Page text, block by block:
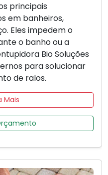
principais
em banheiros,
Eles impedem o
o banho ou a
Bio Soluções
para solucionar
de ralos.
Mais